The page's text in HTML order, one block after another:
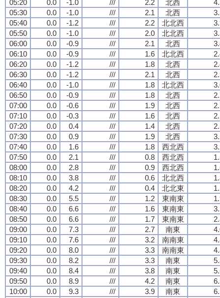
05:20
0.0 -1.0 /// 2.2 北西
05:30
0.0 -1.0 /// 2.1 北西
05:40
0.0 -1.2 /// 2.2 北北西
05:50
0.0 -1.0 /// 2.0 北北西
06:00
0.0 -0.9 /// 2.1 北西
06:10
0.0 -0.9 /// 1.6 北北西
06:20
0.0 -1.2 /// 1.8 北西
06:30
0.0 -1.2 /// 2.1 北西
06:40
0.0 -1.0 /// 1.8 北北西
06:50
0.0 -0.9 /// 1.8 北西
07:00
0.0 -0.6 /// 1.9 北西
07:10
0.0 -0.3 /// 1.6 北西
07:20
0.0 0.4 /// 1.4 北西
07:30
0.0 0.9 /// 1.9 北西
07:40
0.0 1.6 /// 1.8 西北西
07:50
0.0 2.1 /// 0.8 西北西
08:00
0.0 2.8 /// 0.9 西北西
08:10
0.0 3.8 /// 0.6 北北西
08:20
0.0 4.2 /// 0.4 北北東
08:30
0.0 5.5 /// 1.2 東南東
08:40
0.0 6.6 /// 1.6 東南東
08:50
0.0 6.6 /// 1.7 東南東
09:00
0.0 7.3 /// 2.7 南東
09:10
0.0 7.6 /// 3.2 南南東
09:20
0.0 8.0 /// 3.3 南南東
09:30
0.0 8.2 /// 3.3 南東
09:40
0.0 8.4 /// 3.8 南東
09:50
0.0 8.9 /// 4.2 南東
10:00
0.0 9.3 /// 3.9 南東